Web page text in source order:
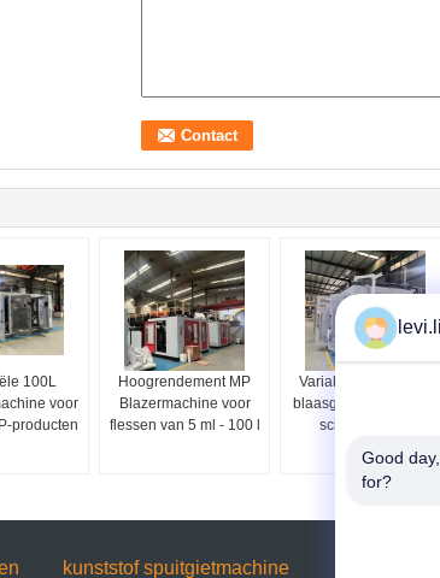
100L
voor
producten
Hoogrendement MP
Blazermachine voor
flessen van 5 ml - 100 l
Variabele frequentie
blaasgietmachine met
schuin blazen
kunststof spuitgietmachine
levi.li
Good
for?